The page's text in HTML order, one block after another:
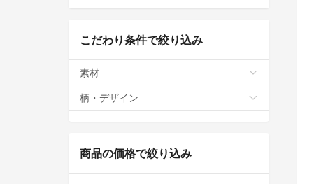
こだわり条件で絞り込み
素材
柄・デザイン
商品の価格で絞り込み